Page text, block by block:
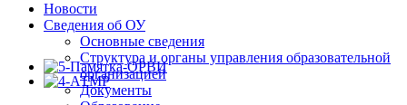
Новости
Сведения об ОУ
Основные сведения
Структура и органы управления образовательной
организацией
Документы